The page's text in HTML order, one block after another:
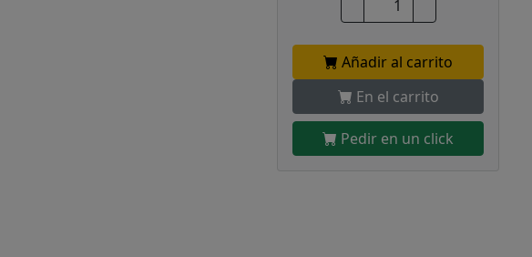
Añadir al carrito
En el carrito
Pedir en un click